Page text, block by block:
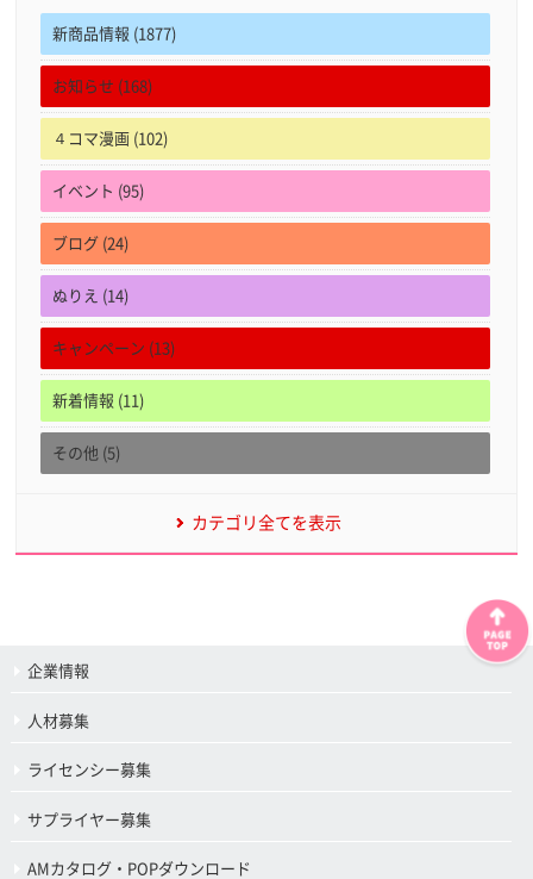
新商品情報 (1877)
お知らせ (168)
４コマ漫画 (102)
イベント (95)
ブログ (24)
ぬりえ (14)
キャンペーン (13)
新着情報 (11)
その他 (5)
カテゴリ全てを表示
企業情報
人材募集
ライセンシー募集
サプライヤー募集
AMカタログ・POPダウンロード